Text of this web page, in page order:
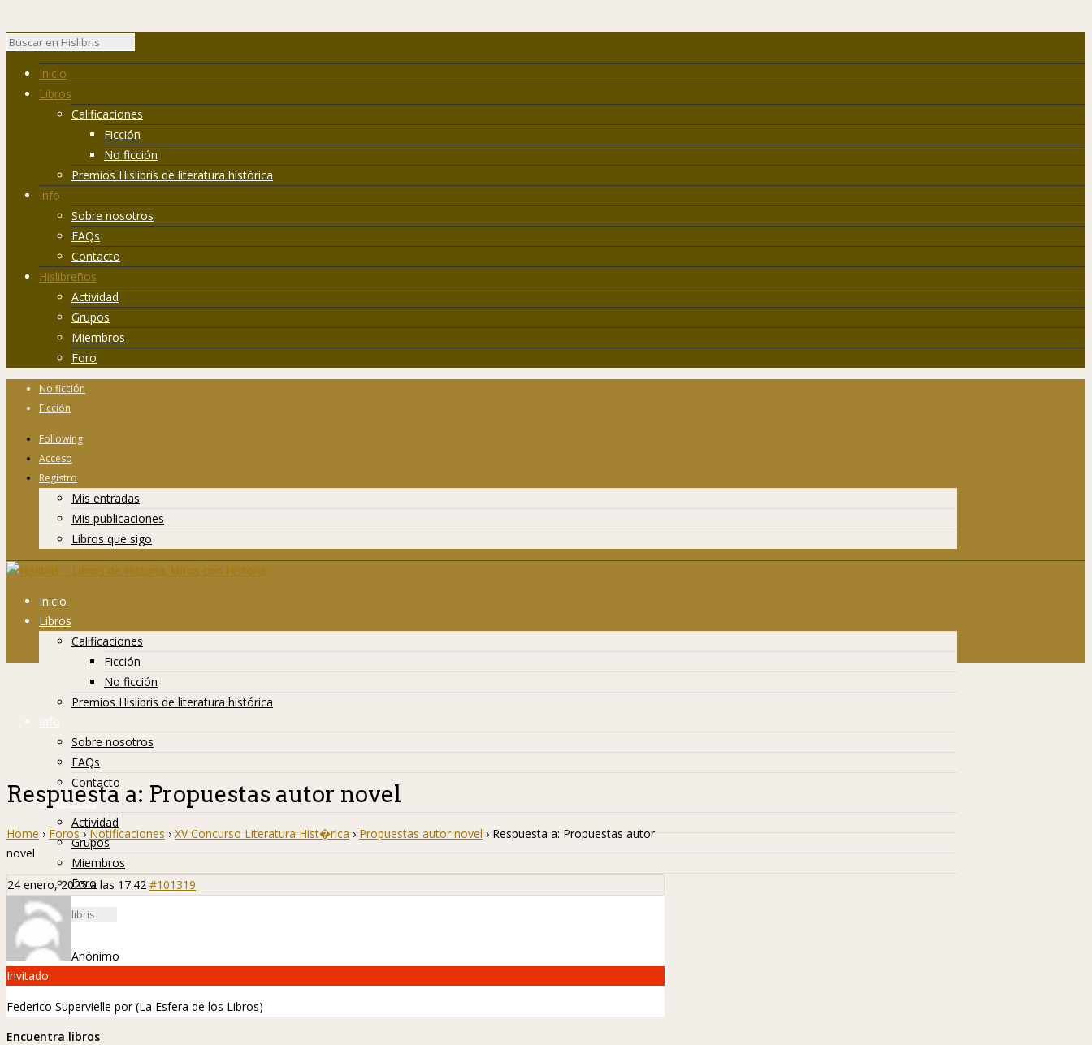
Inicio
Libros
Calificaciones
Ficción
No ficción
Premios Hislibris de literatura histórica
Info
Sobre nosotros
FAQs
Contacto
Hislibreños
Actividad
Grupos
Miembros
Foro
No ficción
Ficción
Following
Acceso
Registro
Mis entradas
Mis publicaciones
Libros que sigo
Inicio
Libros
Calificaciones
Ficción
No ficción
Premios Hislibris de literatura histórica
Info
Sobre nosotros
FAQs
Contacto
Hislibreños
Actividad
Grupos
Miembros
Foro
Respuesta a: Propuestas autor novel
Home › Foros › Notificaciones › XV Concurso Literatura Hist�rica › Propuestas autor novel › Respuesta a: Propuestas autor
novel
24 enero, 2025 a las 17:42 #101319
Anónimo
Invitado
Federico Supervielle por(La Esfera de los Libros)
Encuentra libros